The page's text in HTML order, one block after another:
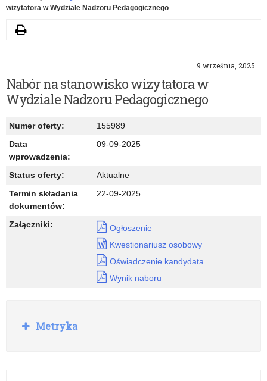
wizytatora w Wydziale Nadzoru Pedagogicznego
9 września, 2025
Nabór na stanowisko wizytatora w
Wydziale Nadzoru Pedagogicznego
Numer oferty:
155989
Data
wprowadzenia:
09-09-2025
Status oferty:
Aktualne
Termin składania
dokumentów:
22-09-2025
Załączniki:
Ogłoszenie
Kwestionariusz osobowy
Oświadczenie kandydata
Wynik naboru
Drukuj
Rozwiń
Metryka